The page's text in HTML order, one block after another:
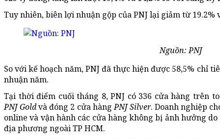
Tuy nhiên, biên lợi nhuận gộp của PNJ lại giảm từ 19.2%
Nguồn: PNJ
So với kế hoạch năm, PNJ đã thực hiện được 58,5% chỉ
nhuận năm.
Tại thời điểm cuối tháng 8, PNJ có 336 cửa hàng trên
PNJ Goldvà đóng 2 cửa hàngPNJ Silver. Doanh nghiệp
online và vận hành các cửa hàng không bị ảnh hưởng
địa phương ngoài TP HCM.